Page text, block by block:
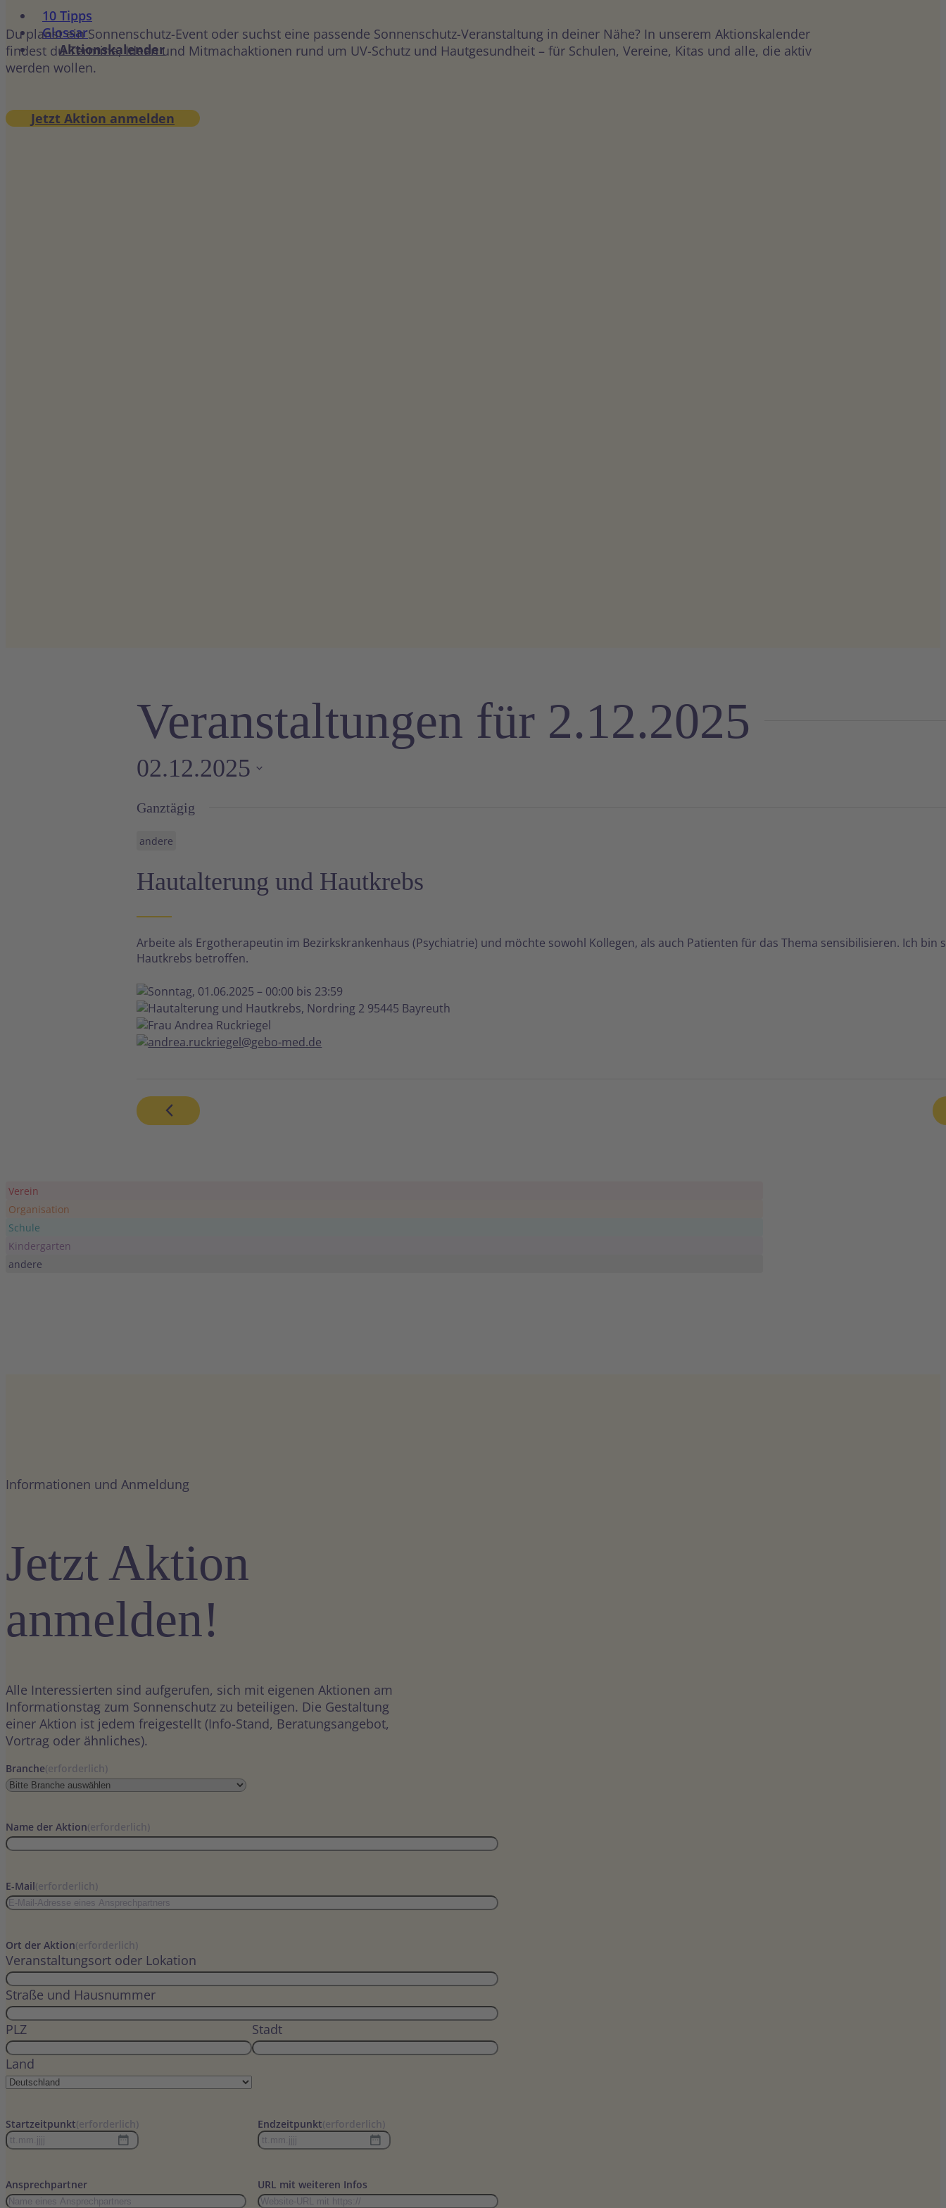
10 Tipps
Glossar
Aktionskalender
Du planst ein Sonnenschutz-Event oder suchst eine passende Sonnenschutz-Veranstaltung in deiner Nähe? In unserem Aktionskalender
findest du Termine, Ideen und Mitmachaktionen rund um UV-Schutz und Hautgesundheit – für Schulen, Vereine, Kitas und alle, die aktiv
werden wollen.
Jetzt Aktion anmelden
Veranstaltungen für 2.12.2025
02.12.2025
wählen.
Ganztägig
andere
Hautalterung und Hautkrebs
Arbeite als Ergotherapeutin im Bezirkskrankenhaus (Psychiatrie) und möchte sowohl Kollegen, als auch Patienten für das Thema sensibilisieren. Ich bin
Hautkrebs betroffen.
Sonntag, 01.06.2025 – 00:00 bis 23:59
Hautalterung und Hautkrebs, Nordring 2 95445 Bayreuth
Frau Andrea Ruckriegel
andrea.ruckriegel@gebo-med.de
Verein
Organisation
Schule
Kindergarten
andere
Informationen und Anmeldung
Jetzt Aktion
anmelden!
Alle Interessierten sind aufgerufen, sich mit eigenen Aktionen am
Informationstag zum Sonnenschutz zu beteiligen. Die Gestaltung
einer Aktion ist jedem freigestellt (Info-Stand, Beratungsangebot,
Vortrag oder ähnliches).
Branche(erforderlich)
Name der Aktion(erforderlich)
E-Mail(erforderlich)
Ort der Aktion(erforderlich)
Veranstaltungsort oder Lokation
Straße und Hausnummer
PLZ Stadt
Land
Startzeitpunkt(erforderlich)
TT
MM
Punkt
Endzeitpunkt(erforderlich)
TT
MM
Punkt
Ansprechpartner URL mit weiteren Infos